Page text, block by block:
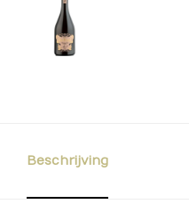
Beschrijving